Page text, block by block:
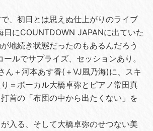
、初日とは思えぬ仕上がりのライブ
日にCOUNTDOWN JAPANに出ていた
地続き状態だったのもあるんだろう
ルでサプライズ、セッションあり。
ん＋河本あす香(＋VJ風乃海)に、スキ
＝ボーカル大橋卓弥とピアノ常田真
首の「布団の中から出たくない」を
入る、そして大橋卓弥のせつない美